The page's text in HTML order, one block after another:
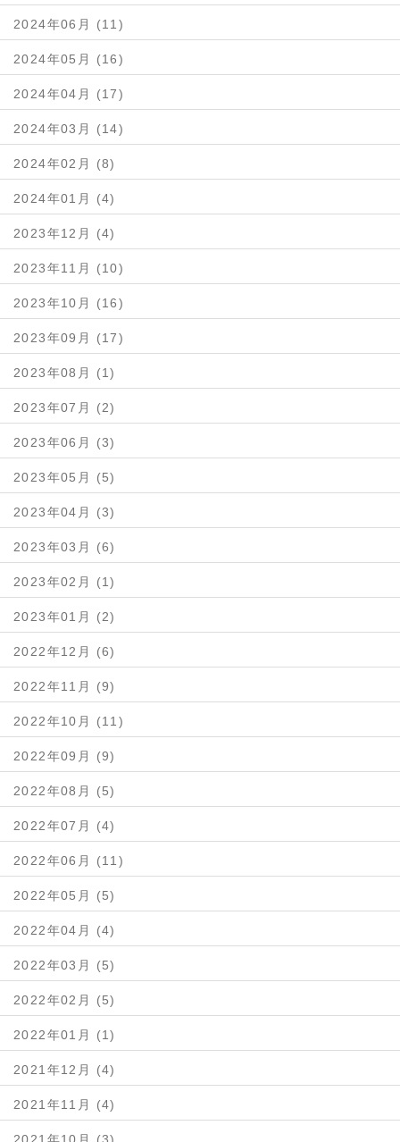
2024年06月 (11)
2024年05月 (16)
2024年04月 (17)
2024年03月 (14)
2024年02月 (8)
2024年01月 (4)
2023年12月 (4)
2023年11月 (10)
2023年10月 (16)
2023年09月 (17)
2023年08月 (1)
2023年07月 (2)
2023年06月 (3)
2023年05月 (5)
2023年04月 (3)
2023年03月 (6)
2023年02月 (1)
2023年01月 (2)
2022年12月 (6)
2022年11月 (9)
2022年10月 (11)
2022年09月 (9)
2022年08月 (5)
2022年07月 (4)
2022年06月 (11)
2022年05月 (5)
2022年04月 (4)
2022年03月 (5)
2022年02月 (5)
2022年01月 (1)
2021年12月 (4)
2021年11月 (4)